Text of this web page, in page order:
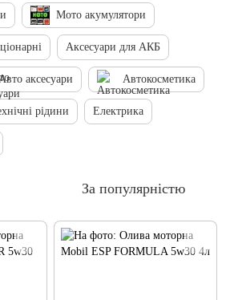
Мото акумулятори
Аксесуари для АКБ
аксесуари Автокосметика
рідини Електрика
За популярністю